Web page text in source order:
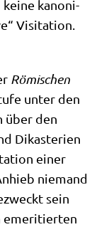
kei­ne kano­ni­
Visi­ta­ti­on.
Römi­schen
unter den
über den
Dik­aste­ri­en
einer
nie­mand
sein
eme­ri­tier­ten